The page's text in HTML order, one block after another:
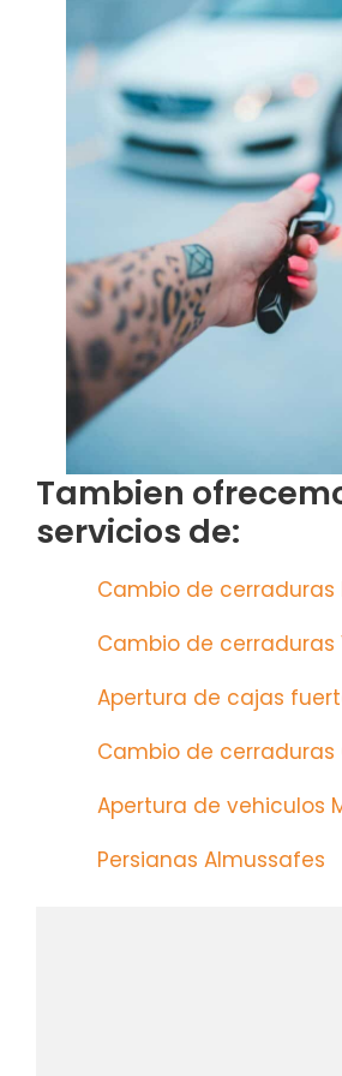
Tambien
servicios de:
Cambio de cerraduras
Cambio de cerraduras
Apertura de cajas
Cambio de cerraduras
Apertura de vehiculos
Persianas Almussafes